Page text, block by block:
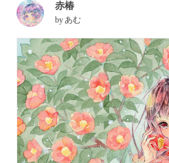
赤椿
byあむ